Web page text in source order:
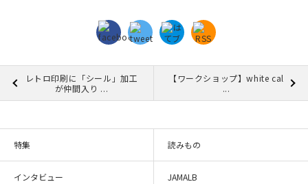
レトロ印刷に「シール」加工
が仲間入り ...
【ワークショップ】white cal
...
特集 読みもの
インタビュー JAMALB